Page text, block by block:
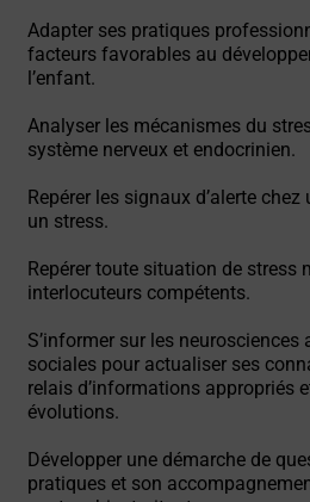
Adapter ses pratiques
facteurs favorables au
l’enfant.
Analyser les mécanismes du
système nerveux et endocrinien.
Repérer les signaux d’alerte
un stress.
Repérer toute situation de stress
interlocuteurs compétents.
S’informer sur les neurosciences
sociales pour actualiser ses
relais d’informations appropriés
évolutions.
Développer une démarche de
pratiques et son